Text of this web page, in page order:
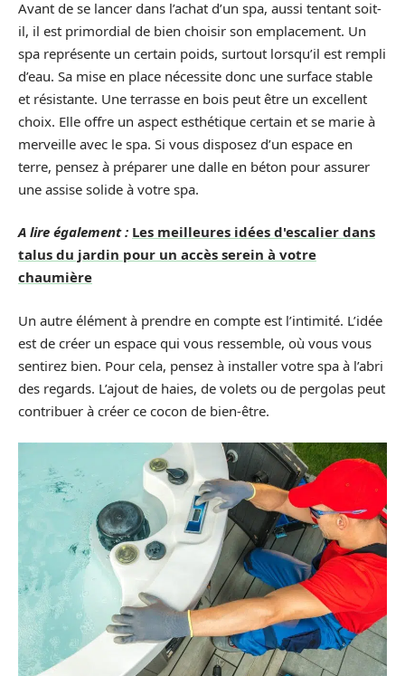
Avant de se lancer dans l’achat d’un spa, aussi tentant soit-
il, il est primordial de bien choisir son emplacement. Un
spa représente un certain poids, surtout lorsqu’il est rempli
d’eau. Sa mise en place nécessite donc une surface stable
et résistante. Une terrasse en bois peut être un excellent
choix. Elle offre un aspect esthétique certain et se marie à
merveille avec le spa. Si vous disposez d’un espace en
terre, pensez à préparer une dalle en béton pour assurer
une assise solide à votre spa.
A lire également : Les meilleures idées d'escalier dans
talus du jardin pour un accès serein à votre
chaumière
Un autre élément à prendre en compte est l’intimité. L’idée
est de créer un espace qui vous ressemble, où vous vous
sentirez bien. Pour cela, pensez à installer votre spa à l’abri
des regards. L’ajout de haies, de volets ou de pergolas peut
contribuer à créer ce cocon de bien-être.